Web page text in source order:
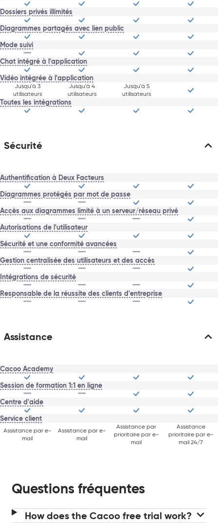
Dossiers privés illimités
Diagrammes partagés avec lien public
Mode suivi
Chat intégré à l'application
Vidéo intégrée à l'application
Jusqu'à 3
utilisateurs
Jusqu'à 4
utilisateurs
Jusqu'à 5
utilisateurs
Toutes les intégrations
Sécurité
Authentification à Deux Facteurs
Diagrammes protégés par mot de passe
Accès aux diagrammes limité à un serveur/réseau privé
Autorisations de l'utilisateur
Sécurité et une conformité avancées
Gestion centralisée des utilisateurs et des accès
Intégrations de sécurité
Responsable de la réussite des clients d'entreprise
Assistance
Cacoo Academy
Session de formation 1:1 en ligne
Centre d'aide
Service client
Assistance par e-
mail
Assistance par e-
mail
Assistance par
prioritaire par e-
mail
Assistance
prioritaire par e-
mail 24/7
Questions fréquentes
How does the Cacoo free trial work?